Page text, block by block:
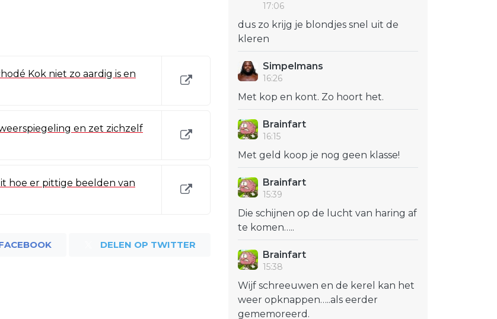
Kok niet zo aardig is en
en zet zichzelf
hoe er pittige beelden van
DELEN OP TWITTER
17:06
dus zo krijg je blondjes snel uit de
kleren
Simpelmans
16:26
Met kop en kont. Zo hoort het.
Brainfart
16:15
Met geld koop je nog geen klasse!
Brainfart
15:39
Die schijnen op de lucht van haring af
te komen…..
Brainfart
15:38
Wijf schreeuwen en de kerel kan het
weer opknappen…..als eerder
gememoreerd.